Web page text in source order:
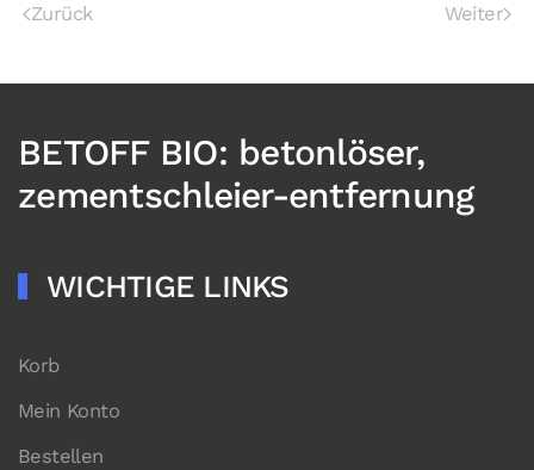
Zurück Weiter
BETOFF BIO: betonlöser,
zementschleier-entfernung
WICHTIGE LINKS
Korb
Mein Konto
Bestellen